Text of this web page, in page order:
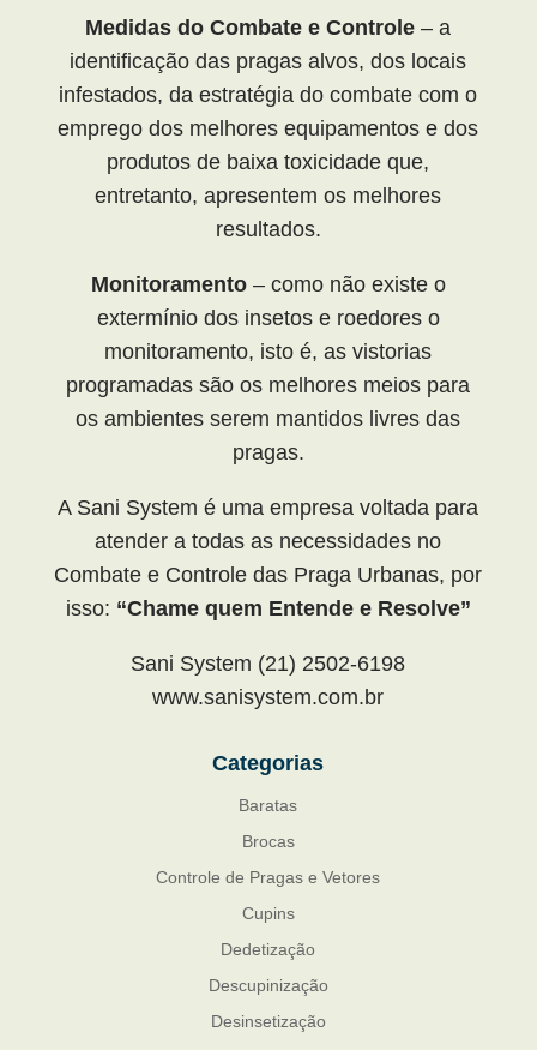
Medidas do Combate e Controle – a
identificação das pragas alvos, dos locais
infestados, da estratégia do combate com o
emprego dos melhores equipamentos e dos
produtos de baixa toxicidade que,
entretanto, apresentem os melhores
resultados.
Monitoramento– como não existe o
extermínio dos insetos e roedores o
monitoramento, isto é, as vistorias
programadas são os melhores meios para
os ambientes serem mantidos livres das
pragas.
A Sani System é uma empresa voltada para
atender a todas as necessidades no
Combate e Controle das Praga Urbanas, por
isso: “Chame quem Entende e Resolve”
Sani System (21) 2502-6198
www.sanisystem.com.br
Categorias
Baratas
Brocas
Controle de Pragas e Vetores
Cupins
Dedetização
Descupinização
Desinsetização